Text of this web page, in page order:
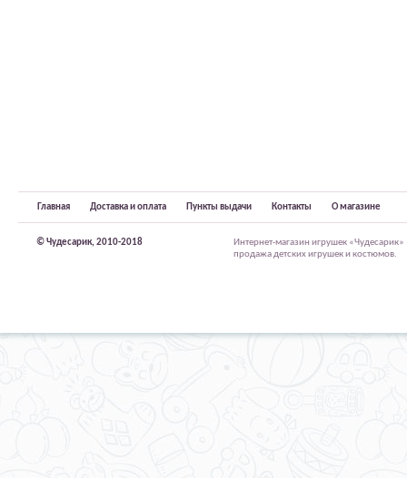
Главная Доставка и оплата Пункты выдачи Контакты О магазине
© Чудесарик, 2010-2018
Интернет-магазин игрушек
продажа детских игрушек и костюмов.